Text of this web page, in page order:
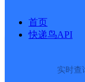
首页
快递鸟API
实时查